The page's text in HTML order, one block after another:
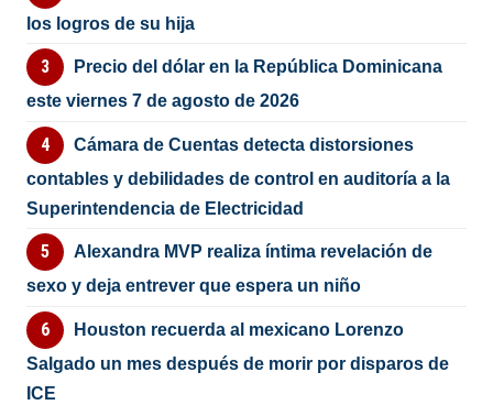
los logros de su hija
Precio del dólar en la República Dominicana
este viernes 7 de agosto de 2026
Cámara de Cuentas detecta distorsiones
contables y debilidades de control en auditoría a la
Superintendencia de Electricidad
Alexandra MVP realiza íntima revelación de
sexo y deja entrever que espera un niño
Houston recuerda al mexicano Lorenzo
Salgado un mes después de morir por disparos de
ICE